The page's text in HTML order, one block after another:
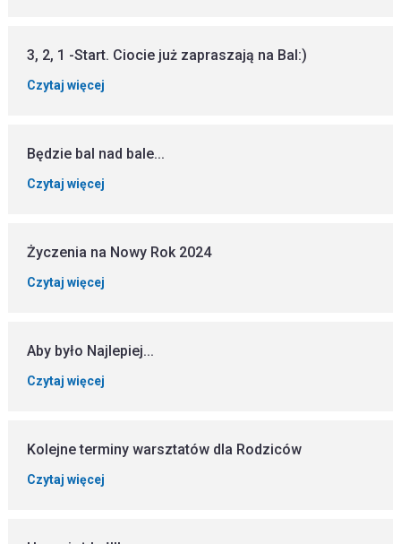
3, 2, 1 -Start. Ciocie już zapraszają na Bal:)
Czytaj więcej
Będzie bal nad bale...
Czytaj więcej
Życzenia na Nowy Rok 2024
Czytaj więcej
Aby było Najlepiej...
Czytaj więcej
Kolejne terminy warsztatów dla Rodziców
Czytaj więcej